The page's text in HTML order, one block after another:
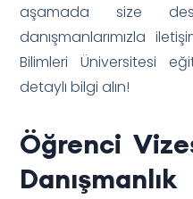
aşamada size
danışmanlarımızla
Bilimleri Üniversitesi
detaylı bilgi alın!
Öğrenci
Danışmanlık